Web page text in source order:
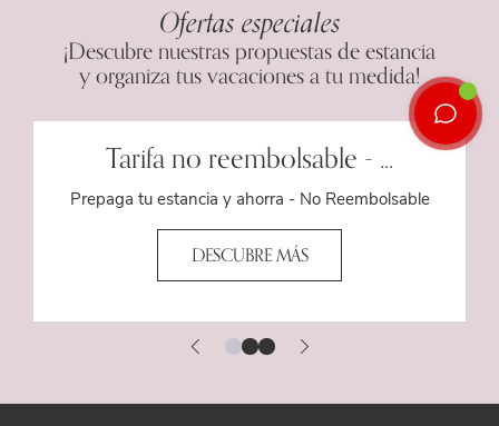
Ofertas especiales
¡Descubre nuestras propuestas de estancia
y organiza tus vacaciones a tu medida!
Tarifa no reembolsable - ...
Prepaga tu estancia y ahorra - No Reembolsable
DESCUBRE MÁS